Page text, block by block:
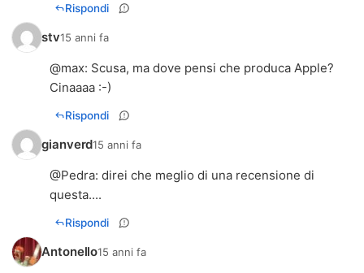
Rispondi
stv15 anni fa
@max: Scusa, ma dove pensi che produca Apple?
Cinaaaa :-)
Rispondi
gianverd15 anni fa
@Pedra: direi che meglio di una recensione di
questa....
Rispondi
Antonello15 anni fa